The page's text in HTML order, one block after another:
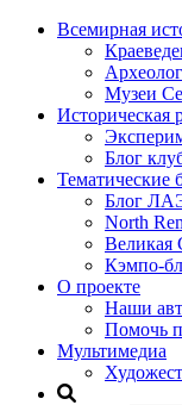
Всемирная
Музеи
Историческая
Блог
Тематические
Блог
North
Великая
Кэмпо-
О проекте
Наши
Помочь
Мультимедиа